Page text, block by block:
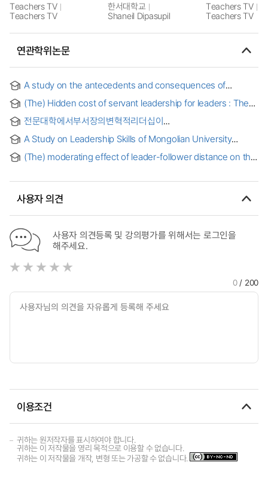
Teachers TV
Teachers TV
한서대학교
Shaneil Dipasupil
Teachers TV
Teachers TV
연관학위논문
A study on the antecedents and consequences of
(The) Hidden cost of servant leadership for leaders : The
mediating role of role overload and moderating roles of
positive psychological capital and dependency on leader
전문대학에서부서장의변혁적리더십이
교수의심리적임파워먼트와조직혁신풍토의 매개효과를중심으로
= A Study on Effects of Department Leader’s
Transformational Leadership on Teacher’s Organization
of Teacher’s Psychological Empowerment and
Organizational Creative Climate-
A Study on Leadership Skills of Mongolian University
(The) moderating effect of leader-follower distance on the
role performance : a comparative study between Korean
사용자 의견
사용자 의견등록 및 강의평가를 위해서는 로그인을
해주세요.
0/ 200
이용조건
귀하는 원저작자를 표시하여야 합니다.
귀하는 이 저작물을 영리 목적으로 이용할 수 없습니다.
귀하는 이 저작물을 개작, 변형 또는 가공할 수 없습니다.